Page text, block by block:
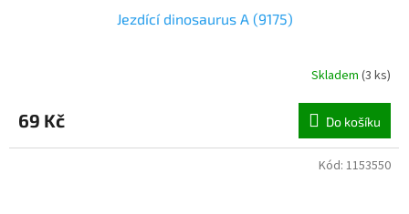
Jezdící dinosaurus A (9175)
Skladem (3 ks)
69 Kč Do košíku
Kód: 1153550